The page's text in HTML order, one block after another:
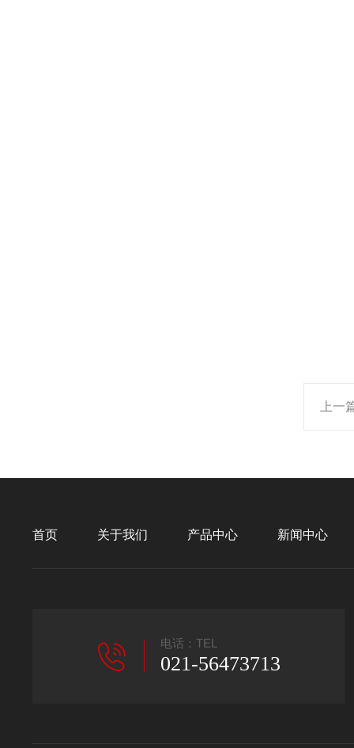
上一
首页 关于我们 产品中心 新闻中心
电话：TEL
021-56473713